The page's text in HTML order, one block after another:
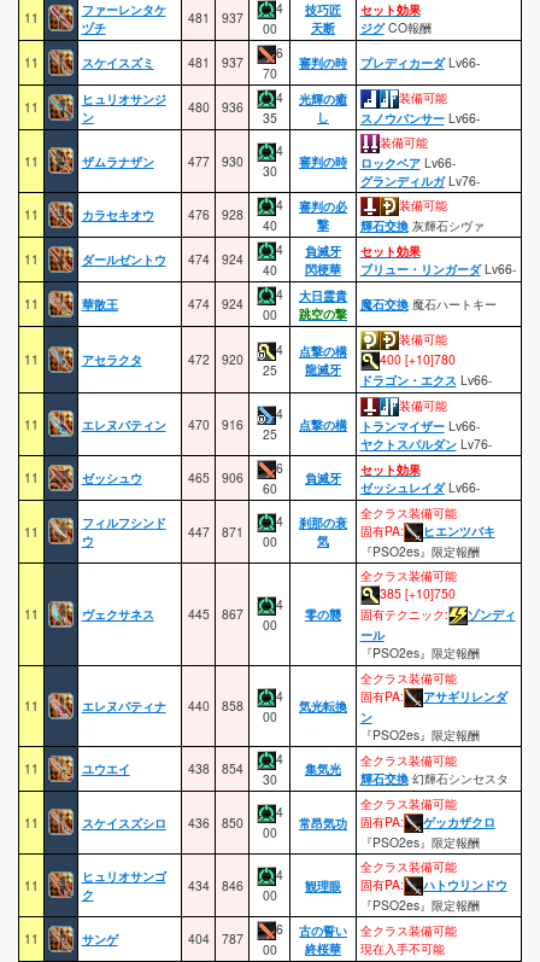
11
ファーレンタケ
ヅチ
481 937
4
00
技巧匠
天断
セット効果
ジグCO報酬
11
スケイスズミ 481 937
6
70
審判の時 プレディカーダLv66-
11
ヒュリオサンジ
ン
480 936
4
35
光輝の癒
し
装備可能
スノウバンサーLv66-
11 ザムラナザン 477 930
4
30
審判の時
装備可能
ロックベアLv66-
グランディルガLv76-
11
カラセキオウ 476 928
4
40
審判の必
撃
装備可能
輝石交換灰輝石シヴァ
11
ダールゼントウ 474 924
4
40
負滅牙
閃梗華
セット効果
ブリュー・リンガーダLv66-
11
華散王 474 924
4
00
大日霊貴
跳空の撃
魔石交換魔石ハートキー
11 アセラクタ 472 920
4
25
点撃の構
龍滅牙
装備可能
400 [+10]780
ドラゴン・エクス Lv66-
11 エレヌバティン 470 916
4
25
点撃の構
装備可能
トランマイザーLv66-
ヤクトスパルダンLv76-
11
ゼッシュウ 465 906
6
60
負滅牙
セット効果
ゼッシュレイダLv66-
11
フィルフシンド
ウ
447 871
4
00
刹那の衰
気
全クラス装備可能
固有PA:
ヒエンツバキ
『PSO2es』限定報酬
11 ヴェクサネス 445 867
4
00
零の襲
全クラス装備可能
385 [+10]750
固有テクニック:
ゾンディ
ール
『PSO2es』限定報酬
11 エレヌバティナ 440 858
4
00
気光転換
全クラス装備可能
固有PA:
アサギリレンダ
ン
『PSO2es』限定報酬
11
ユウエイ 438 854
4
30
集気光
全クラス装備可能
輝石交換幻輝石シンセスタ
11 スケイスズシロ 436 850
4
00
常昂気功
全クラス装備可能
固有PA:
ゲッカザクロ
『PSO2es』限定報酬
11
ヒュリオサンゴ
ク
434 846
4
00
観理眼
全クラス装備可能
固有PA:
ハトウリンドウ
『PSO2es』限定報酬
11
サンゲ 404 787
6
00
古の誓い
終桜華
全クラス装備可能
現在入手不可能